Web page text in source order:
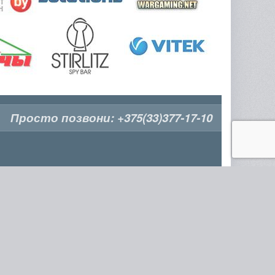
Просто позвони: +375(33)377-17-10